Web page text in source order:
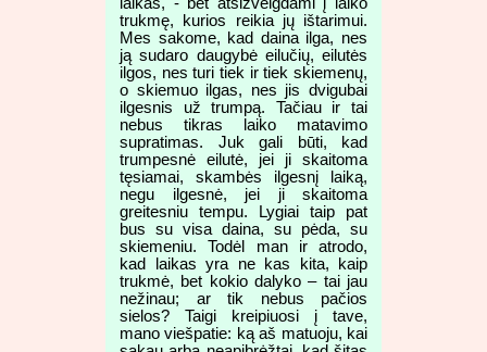
trukmę, kurios reikia jų ištarimui.
Mes sakome, kad daina ilga, nes
ją sudaro daugybė eilučių, eilutės
ilgos, nes turi tiek ir tiek skiemenų,
o skiemuo ilgas, nes jis dvigubai
ilgesnis už trumpą. Tačiau ir tai
nebus tikras laiko matavimo
supratimas. Juk gali būti, kad
trumpesnė eilutė, jei ji skaitoma
tęsiamai, skambės ilgesnį laiką,
negu ilgesnė, jei ji skaitoma
greitesniu tempu. Lygiai taip pat
bus su visa daina, su pėda, su
skiemeniu. Todėl man ir atrodo,
kad laikas yra ne kas kita, kaip
trukmė, bet kokio dalyko – tai jau
nežinau; ar tik nebus pačios
sielos? Taigi kreipiuosi į tave,
mano viešpatie: ką aš matuoju, kai